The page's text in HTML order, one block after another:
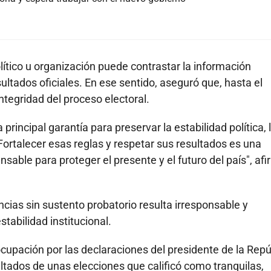
u organización puede contrastar la información
oficiales. En ese sentido, aseguró que, hasta el
del proceso electoral.
garantía para preservar la estabilidad política,
esas reglas y respetar sus resultados es una
para proteger el presente y el futuro del país",
sin sustento probatorio resulta irresponsable y
institucional.
por las declaraciones del presidente de la
de unas elecciones que calificó como tranquilas,